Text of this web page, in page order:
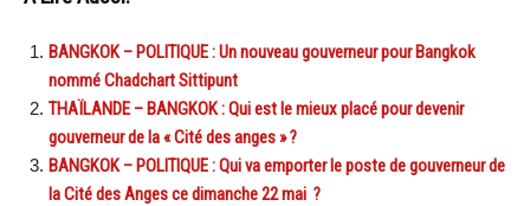
BANGKOK – POLITIQUE : Un nouveau gouverneur pour Bangkok
nommé Chadchart Sittipunt
THAÏLANDE – BANGKOK : Qui est le mieux placé pour devenir
gouverneur de la « Cité des anges » ?
BANGKOK – POLITIQUE : Qui va emporter le poste de gouverneur de
la Cité des Anges ce dimanche 22 mai ?